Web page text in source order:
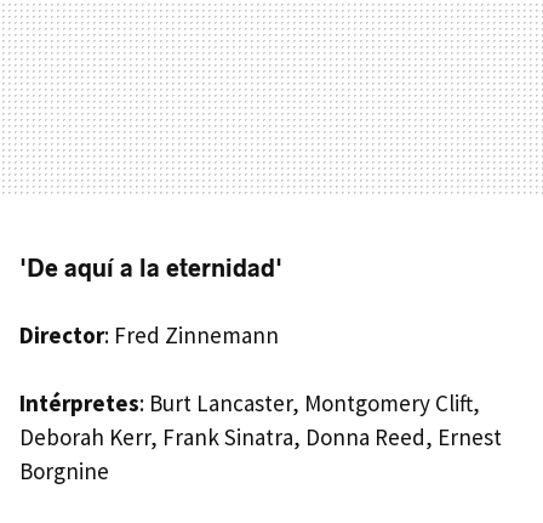
'De aquí a la eternidad'
Director: Fred Zinnemann
Intérpretes: Burt Lancaster, Montgomery Clift,
Deborah Kerr, Frank Sinatra, Donna Reed, Ernest
Borgnine